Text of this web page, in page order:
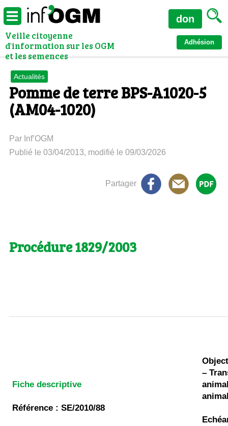
Veille citoyenne
d'information sur les OGM
et les semences
Adhésion
don
Actualités
Pomme de terre BPS-A1020-5
(AM04-1020)
Par Inf’OGM
Publié le 03/04/2013, modifié le 09/03/2026
Partager
Procédure 1829/2003
Fiche descriptive
Référence : SE/2010/88
–